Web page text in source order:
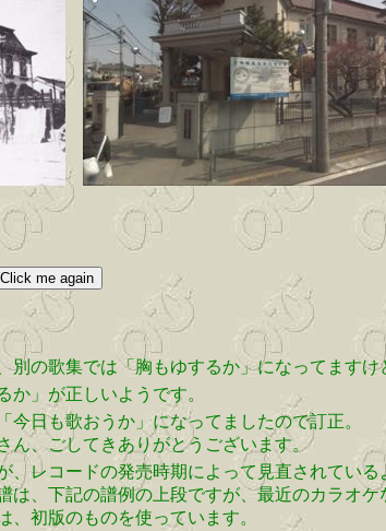
別の歌集では「胸もゆするか」になってますけ
か」が正しいようです。
今日も歌おうか」になってましたので訂正。
ん、ごしてきありがとうございます。
、レコードの発売時期によって見直されている
は、下記の譜例の上段ですが、最近のカラオ
、初版のものを使っています。